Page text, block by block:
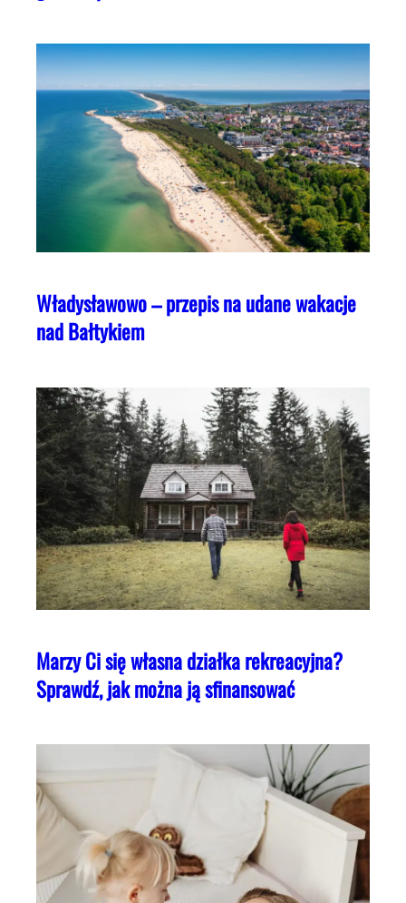
Władysławowo – przepis na udane wakacje
nad Bałtykiem
Marzy Ci się własna działka rekreacyjna?
Sprawdź, jak można ją sfinansować